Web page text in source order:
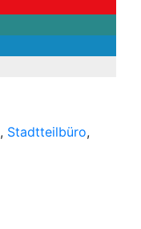
, Stadtteilbüro,